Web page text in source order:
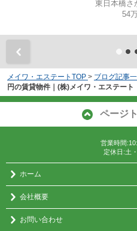
東日本橋さ
54
メイワ・エステートTOP > ブログ記事
円の賃貸物件｜(株)メイワ・エステート
ページ
営業時間
定休日:土
ホーム
会社概要
お問い合わせ